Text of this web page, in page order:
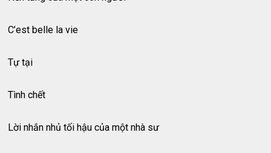
C’est belle la vie
Tự tại
Tình chết
Lời nhắn nhủ tối hậu của một nhà sư